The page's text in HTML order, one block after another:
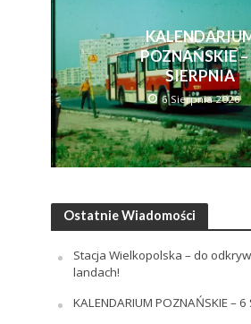
POZNAŃSKIE –
SIERPNIA
6 Sierpnia 2026
Ostatnie Wiadomości
Stacja Wielkopolska – do
landach!
KALENDARIUM POZNAŃSKIE – 6